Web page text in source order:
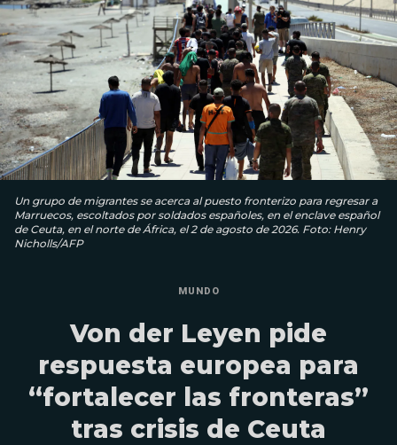
Un grupo de migrantes se acerca al puesto fronterizo para regresar a
Marruecos, escoltados por soldados españoles, en el enclave español
de Ceuta, en el norte de África, el 2 de agosto de 2026. Foto: Henry
Nicholls/AFP
MUNDO
Von der Leyen pide
respuesta europea para
“fortalecer las fronteras”
tras crisis de Ceuta